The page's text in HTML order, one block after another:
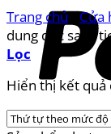
Trang chủ/Cửa
dung doc sach
Lọc
Hiển thị kết quả